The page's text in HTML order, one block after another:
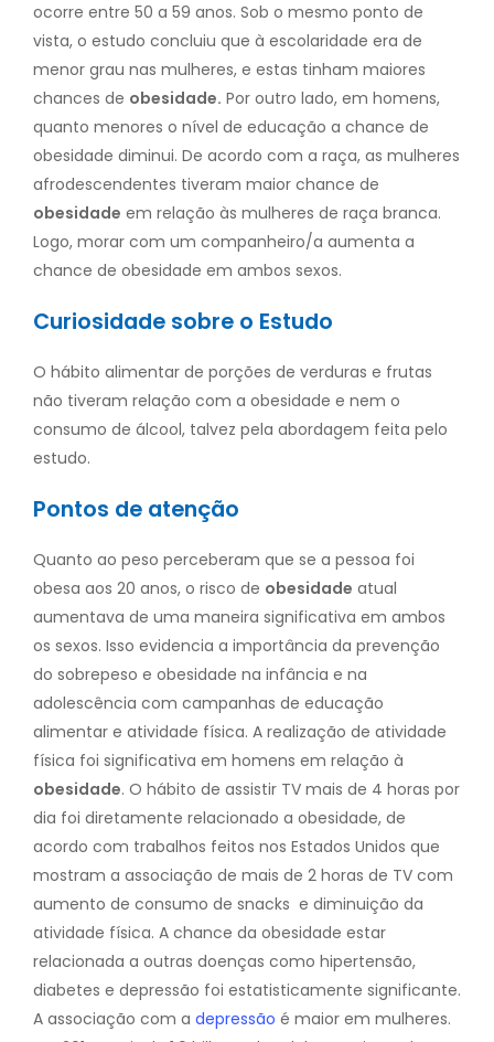
ocorre entre 50 a 59 anos. Sob o mesmo ponto de
vista, o estudo concluiu que à escolaridade era de
menor grau nas mulheres, e estas tinham maiores
chances de obesidade. Por outro lado, em homens,
quanto menores o nível de educação a chance de
obesidade diminui. De acordo com a raça, as mulheres
afrodescendentes tiveram maior chance de
obesidade em relação às mulheres de raça branca.
Logo, morar com um companheiro/a aumenta a
chance de obesidade em ambos sexos.
Curiosidade sobre o Estudo
O hábito alimentar de porções de verduras e frutas
não tiveram relação com a obesidade e nem o
consumo de álcool, talvez pela abordagem feita pelo
estudo.
Pontos de atenção
Quanto ao peso perceberam que se a pessoa foi
obesa aos 20 anos, o risco de obesidade atual
aumentava de uma maneira significativa em ambos
os sexos. Isso evidencia a importância da prevenção
do sobrepeso e obesidade na infância e na
adolescência com campanhas de educação
alimentar e atividade física. A realização de atividade
física foi significativa em homens em relação à
obesidade. O hábito de assistir TV mais de 4 horas por
dia foi diretamente relacionado a obesidade, de
acordo com trabalhos feitos nos Estados Unidos que
mostram a associação de mais de 2 horas de TV com
aumento de consumo de snacks e diminuição da
atividade física. A chance da obesidade estar
relacionada a outras doenças como hipertensão,
diabetes e depressão foi estatisticamente significante.
A associação com a depressão é maior em mulheres.